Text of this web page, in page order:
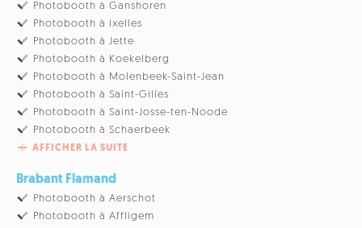
Photobooth à Ganshoren
Photobooth à Ixelles
Photobooth à Jette
Photobooth à Koekelberg
Photobooth à Molenbeek-Saint-Jean
Photobooth à Saint-Gilles
Photobooth à Saint-Josse-ten-Noode
Photobooth à Schaerbeek
AFFICHER LA SUITE
Brabant Flamand
Photobooth à Aerschot
Photobooth à Affligem